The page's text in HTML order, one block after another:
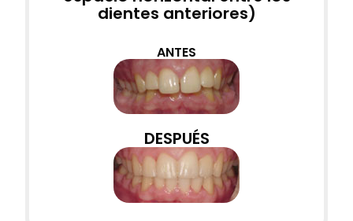
dientes anteriores)
ANTES
DESPUÉS